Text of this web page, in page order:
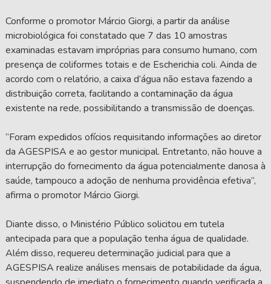
Conforme o promotor Márcio Giorgi, a partir da análise
microbiológica foi constatado que 7 das 10 amostras
examinadas estavam impróprias para consumo humano, com
presença de coliformes totais e de Escherichia coli. Ainda de
acordo com o relatório, a caixa d’água não estava fazendo a
distribuição correta, facilitando a contaminação da água
existente na rede, possibilitando a transmissão de doenças.
“Foram expedidos ofícios requisitando informações ao diretor
da AGESPISA e ao gestor municipal. Entretanto, não houve a
interrupção do fornecimento da água potencialmente danosa à
saúde, tampouco a adoção de nenhuma providência efetiva”,
afirma o promotor Márcio Giorgi.
Diante disso, o Ministério Público solicitou em tutela
antecipada para que a população tenha água de qualidade.
Além disso, requereu determinação judicial para que a
AGESPISA realize análises mensais de potabilidade da água,